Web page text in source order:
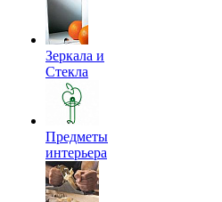
Зеркала и
Стекла
Предметы
интерьера